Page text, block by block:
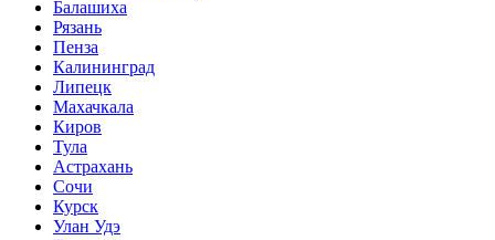
Балашиха
Рязань
Пенза
Калининград
Липецк
Махачкала
Киров
Тула
Астрахань
Сочи
Курск
Улан Удэ